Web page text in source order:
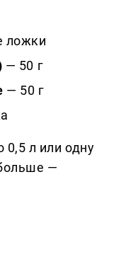
ложки
— 50 г
— 50 г
0,5 л или одну
—